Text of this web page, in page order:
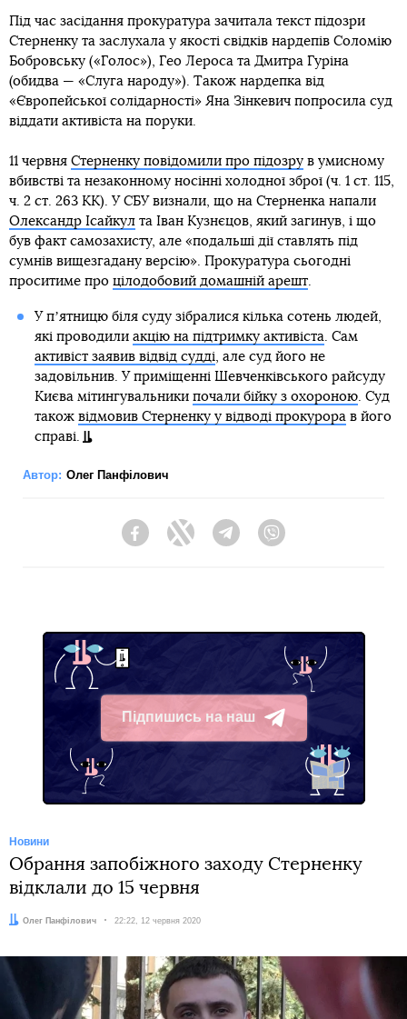
Під час засідання прокуратура зачитала текст підозри
Стерненку та заслухала у якості свідків нардепів Соломію
Бобровську («Голос»), Гео Лероса та Дмитра Гуріна
(обидва — «Слуга народу»). Також нардепка від
«Європейської солідарності» Яна Зінкевич попросила суд
віддати активіста на поруки.
11 червня Стерненку повідомили про підозру в умисному
вбивстві та незаконному носінні холодної зброї (ч. 1 ст. 115,
ч. 2 ст. 263 КК). У СБУ визнали, що на Стерненка напали
Олександр Ісайкул та Іван Кузнєцов, який загинув, і що
був факт самозахисту, але «подальші дії ставлять під
сумнів вищезгадану версію». Прокуратура сьогодні
проситиме про цілодобовий домашній арешт
У пʼятницю біля суду зібралися кілька сотень людей,
які проводили акцію на підтримку активіста . Сам
активіст заявив відвід судді , але суд його не
задовільнив. У приміщенні Шевченківського райсуду
Києва мітингувальники почали бійку з охороною. Суд
також відмовив Стерненку у відводі прокурора в його
справі.
Автор: Олег Панфілович
FacebookTwitter Telegram
Підпишись на наш
Telegram
Новини
Обрання запобіжного заходу Стерненку
відклали до 15 червня
Автор:
Олег Панфілович Дата:
22:22, 12 червня 2020